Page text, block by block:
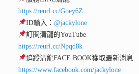
https://reurl.cc/Goey6Z
ID輸入：@jackylone
訂閱清龍的YouTube
https://reurl.cc/Npqd8k
追蹤清龍FACE BOOK獲取最新消息
https://www.facebook.com/jackylone